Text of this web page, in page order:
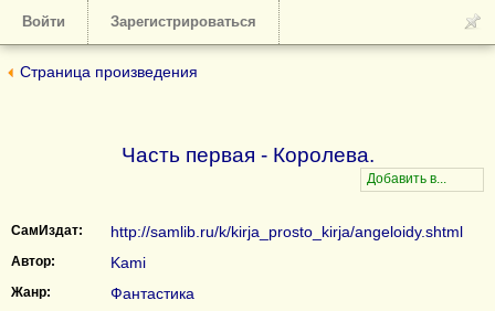
Войти Зарегистрироваться
Страница произведения
Часть первая - Королева.
СамИздат: http://samlib.ru/k/kirja_prosto_kirja/angeloidy.shtml
Автор: Kami
Жанр: Фантастика